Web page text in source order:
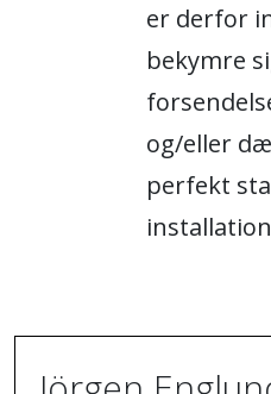
er derfor
bekymre
og/eller
perfekt